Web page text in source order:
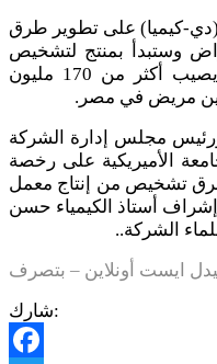
(دي-كيميا) على تطوير طرق
وستبدأ بمنتج لتشخيص
مرض التهاب الكبد الوبائي سي الذي يصيب أكثر من 170 مليون
مريض في مصر.
مجلس إدارة الشركة
الأميريكية على رخصة
تشخيص من إنتاج معمل
أستاذ الكيمياء حسن
الشركة..
ايست أونلاين – بتصرف
شارك: